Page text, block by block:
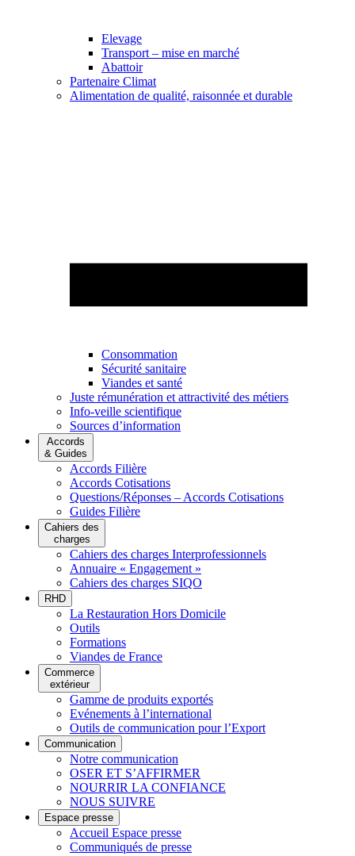
Elevage
Transport – mise en marché
Abattoir
Partenaire Climat
Alimentation de qualité, raisonnée et durable
Consommation
Sécurité sanitaire
Viandes et santé
Juste rémunération et attractivité des métiers
Info-veille scientifique
Sources d’information
Accords
& Guides
Accords Filière
Accords Cotisations
Questions/Réponses – Accords Cotisations
Guides Filière
Cahiers des
charges
Cahiers des charges Interprofessionnels
Annuaire « Engagement »
Cahiers des charges SIQO
RHD
La Restauration Hors Domicile
Outils
Formations
Viandes de France
Commerce
extérieur
Gamme de produits exportés
Evénements à l’international
Outils de communication pour l’Export
Communication
Notre communication
OSER ET S’AFFIRMER
NOURRIR LA CONFIANCE
NOUS SUIVRE
Espace presse
Accueil Espace presse
Communiqués de presse